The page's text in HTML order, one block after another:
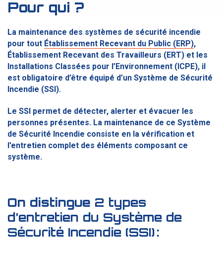
Pour qui ?
La maintenance des systèmes de sécurité incendie
pour tout Établissement Recevant du Public (ERP),
Établissement Recevant des Travailleurs (ERT) et les
Installations Classées pour l’Environnement (ICPE), il
est obligatoire d’être équipé d’un Système de Sécurité
Incendie (SSI).
Le SSI permet de détecter, alerter et évacuer les
personnes présentes. La maintenance de ce Système
de Sécurité Incendie consiste en la vérification et
l’entretien complet des éléments composant ce
système.
On distingue 2 types
d’entretien du Système de
Sécurité Incendie (SSI):